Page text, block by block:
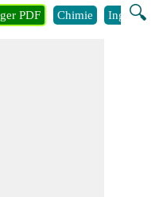
🔍
PDF Chimie Ingénierie